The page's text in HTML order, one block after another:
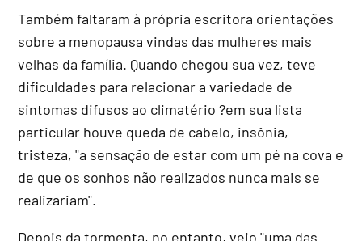
Também faltaram à própria escritora orientações
sobre a menopausa vindas das mulheres mais
velhas da família. Quando chegou sua vez, teve
dificuldades para relacionar a variedade de
sintomas difusos ao climatério ?em sua lista
particular houve queda de cabelo, insônia,
tristeza, "a sensação de estar com um pé na cova e
de que os sonhos não realizados nunca mais se
realizariam".
Depois da tormenta, no entanto, veio "uma das